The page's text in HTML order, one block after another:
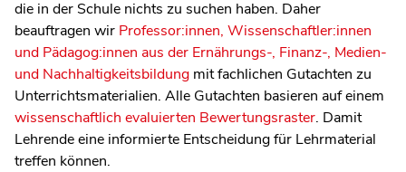
die in der Schule nichts zu suchen haben. Daher
beauftragen wir Professor:innen, Wissenschaftler:innen
und Pädagog:innen aus der Ernährungs-, Finanz-, Medien-
und Nachhaltigkeitsbildung mit fachlichen Gutachten zu
Unterrichtsmaterialien. Alle Gutachten basieren auf einem
wissenschaftlich evaluierten Bewertungsraster. Damit
Lehrende eine informierte Entscheidung für Lehrmaterial
treffen können.